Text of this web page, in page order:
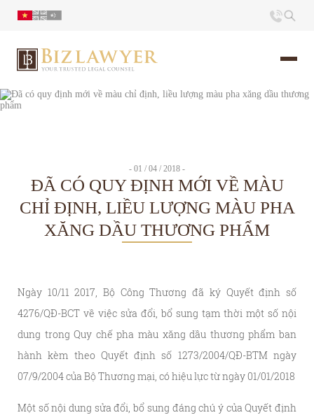
Trang chủ
Ấn phẩm
Tin Tức
- 01 / 04 / 2018 -
ĐÃ CÓ QUY ĐỊNH MỚI VỀ MÀU
CHỈ ĐỊNH, LIỀU LƯỢNG MÀU PHA
XĂNG DẦU THƯƠNG PHẨM
Ngày 10/11 2017, Bộ Công Thương đã ký Quyết định số
4276/QĐ-BCT về việc sửa đổi, bổ sung tạm thời một số nội
dung trong Quy chế pha màu xăng dầu thương phẩm ban
hành kèm theo Quyết định số 1273/2004/QĐ-BTM ngày
07/9/2004 của Bộ Thương mại, có hiệu lực từ ngày 01/01/2018
Một số nội dung sửa đổi, bổ sung đáng chú ý của Quyết định